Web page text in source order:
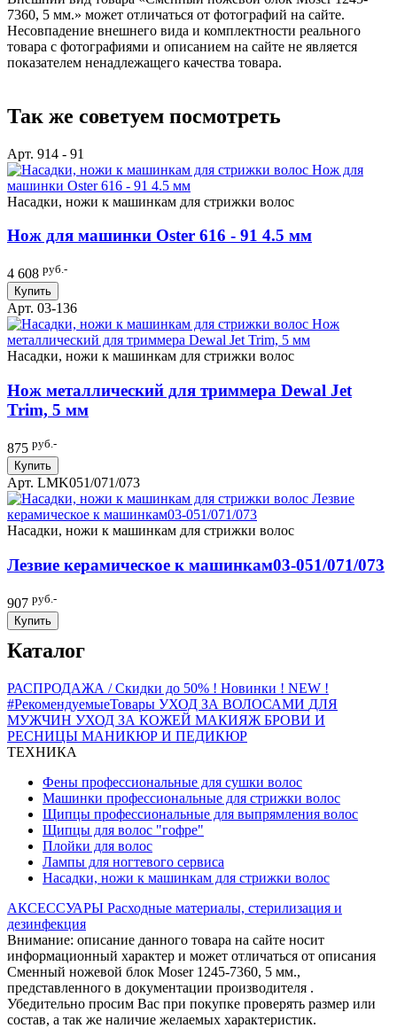
7360, 5 мм.» может отличаться от фотографий на сайте.
Несовпадение внешнего вида и комплектности реального
товара с фотографиями и описанием на сайте не является
показателем ненадлежащего качества товара.
Так же советуем посмотреть
Арт. 914 - 91
Насадки, ножи к машинкам для стрижки волос
Нож для машинки Oster 616 - 91 4.5 мм
4 608 руб.-
Купить
Арт. 03-136
Насадки, ножи к машинкам для стрижки волос
Нож металлический для триммера Dewal Jet
Trim, 5 мм
875 руб.-
Купить
Арт. LMK051/071/073
Насадки, ножи к машинкам для стрижки волос
Лезвие керамическое к машинкам03-051/071/073
907 руб.-
Купить
Каталог
РАСПРОДАЖА / Скидки до 50% ! Новинки ! NEW !
#РекомендуемыеТовары УХОД ЗА ВОЛОСАМИ ДЛЯ
МУЖЧИН УХОД ЗА КОЖЕЙ МАКИЯЖ БРОВИ И
РЕСНИЦЫ МАНИКЮР И ПЕДИКЮР
ТЕХНИКА
Фены профессиональные для сушки волос
Машинки профессиональные для стрижки волос
Щипцы профессиональные для выпрямления волос
Щипцы для волос "гофре"
Плойки для волос
Лампы для ногтевого сервиса
Насадки, ножи к машинкам для стрижки волос
АКСЕССУАРЫ Расходные материалы, стерилизация и
дезинфекция
Внимание: описание данного товара на сайте носит
информационный характер и может отличаться от описания
Сменный ножевой блок Moser 1245-7360, 5 мм.,
представленного в документации производителя .
Убедительно просим Вас при покупке проверять размер или
состав, а так же наличие желаемых характеристик.